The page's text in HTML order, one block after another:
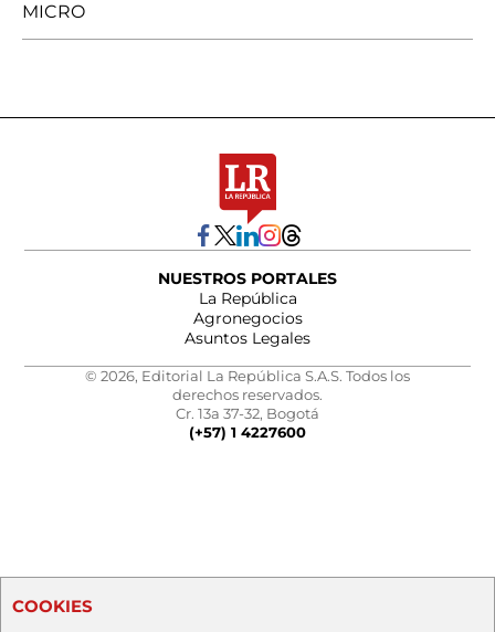
MICRO
NUESTROS PORTALES
La República
Agronegocios
Asuntos Legales
© 2026, Editorial La República S.A.S. Todos los
derechos reservados.
Cr. 13a 37-32, Bogotá
(+57) 1 4227600
COOKIES